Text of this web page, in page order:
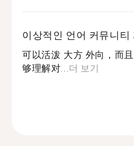
이상적인 언어 커뮤니티
可以活泼 大方 外向，而
够理解对...더 보기